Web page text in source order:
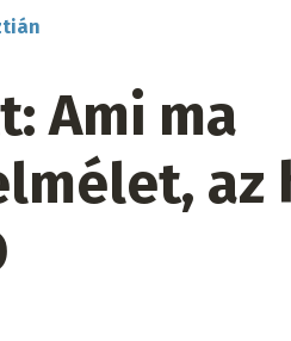
Ami ma
az